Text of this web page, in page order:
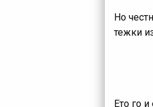
Но
тежки
Ето го